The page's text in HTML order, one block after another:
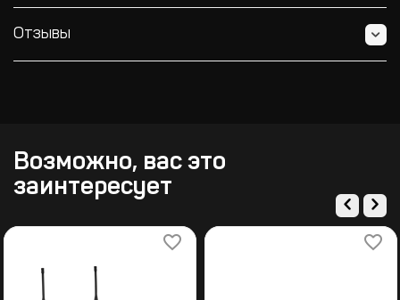
Отзывы
Возможно, вас это
заинтересует